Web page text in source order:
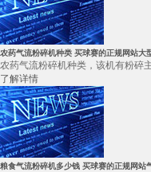
农药气流粉碎机种类 买球赛的正规网站大
农药气流粉碎机种类，该机有粉碎
了解详情
粮食气流粉碎机多少钱 买球赛的正规网站